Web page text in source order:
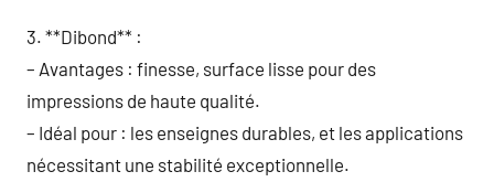
3. **Dibond** :
– Avantages : finesse, surface lisse pour des
impressions de haute qualité.
– Idéal pour : les enseignes durables, et les applications
nécessitant une stabilité exceptionnelle.